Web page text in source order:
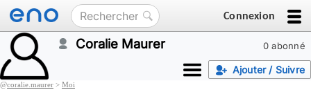
Connexion
0 abonné
Coralie Maurer
Ajouter / Suivre
@coralie.maurer > Moi